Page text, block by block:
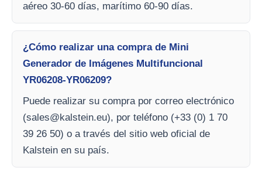
aéreo 30-60 días, marítimo 60-90 días.
¿Cómo realizar una compra de Mini
Generador de Imágenes Multifuncional
YR06208-YR06209?
Puede realizar su compra por correo electrónico
(sales@kalstein.eu), por teléfono (+33 (0) 1 70
39 26 50) o a través del sitio web oficial de
Kalstein en su país.